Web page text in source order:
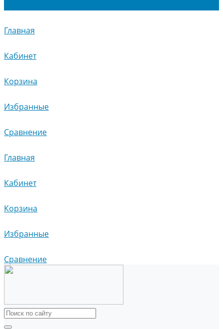
Главная
Кабинет
Корзина
Избранные
Сравнение
Главная
Кабинет
Корзина
Избранные
Сравнение